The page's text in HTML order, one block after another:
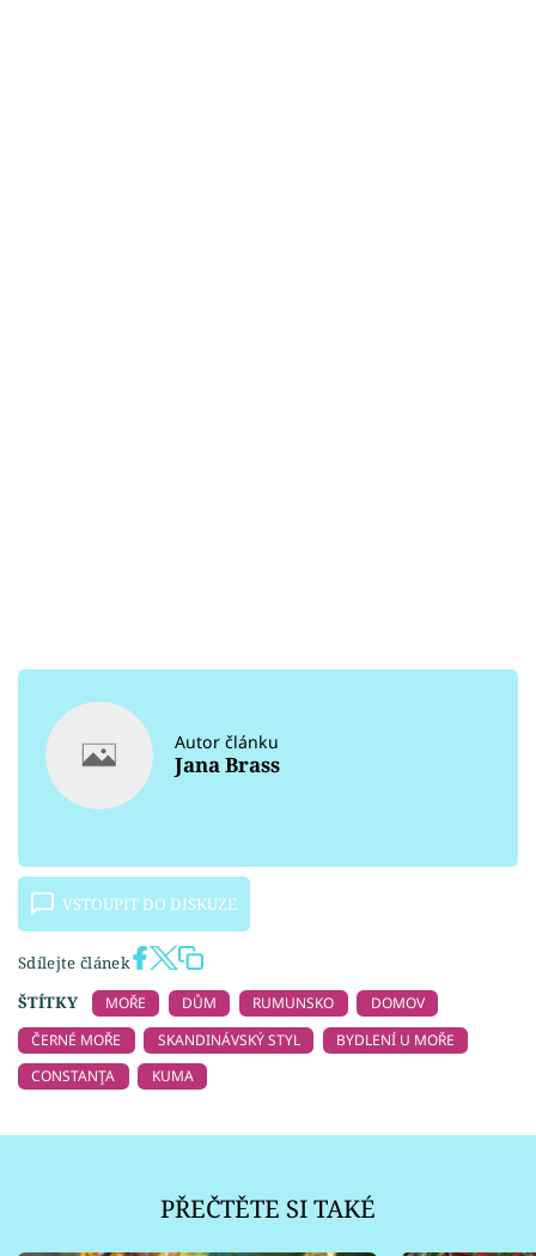
Autor článku
Jana Brass
VSTOUPIT DO DISKUZE
Sdílejte článek
ŠTÍTKY
MOŘE DŮM RUMUNSKO
DOMOV
ČERNÉ MOŘE
SKANDINÁVSKÝ STYL
BYDLENÍ U MOŘE
CONSTANŢA
KUMA
PŘEČTĚTE SI TAKÉ